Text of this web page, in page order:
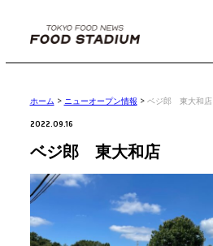
ホーム > ニューオープン情報 > ベジ郎 東大和店
2022.09.16
ベジ郎 東大和店